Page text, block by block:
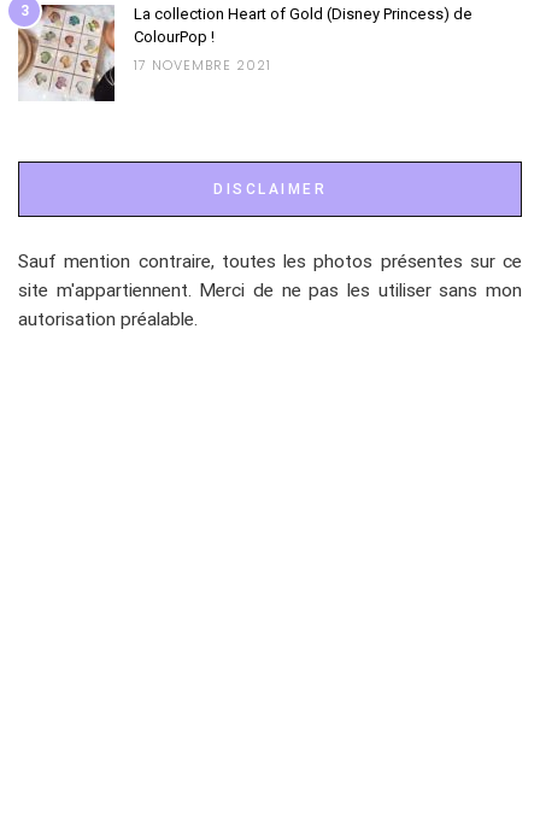
3
La collection Heart of Gold (Disney Princess) de
ColourPop !
17 NOVEMBRE 2021
DISCLAIMER
Sauf mention contraire, toutes les photos présentes sur ce
site m'appartiennent. Merci de ne pas les utiliser sans mon
autorisation préalable.